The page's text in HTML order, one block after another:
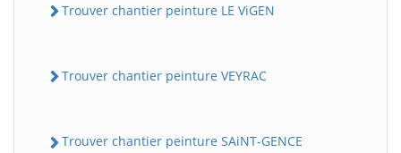
Trouver chantier peinture LE ViGEN
Trouver chantier peinture VEYRAC
Trouver chantier peinture SAiNT-GENCE